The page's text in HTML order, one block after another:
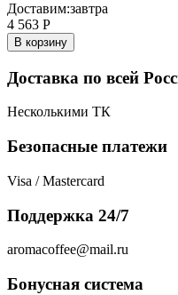
Доставим:завтра
4 563 Р
В корзину
Доставка по всей
Несколькими ТК
Безопасные платежи
Visa / Mastercard
Поддержка 24/7
aromacoffee@mail.ru
Бонусная система